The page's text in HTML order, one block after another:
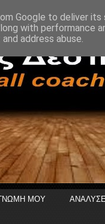
ΜΟΥ
Google to deliver
with performance
address abuse.